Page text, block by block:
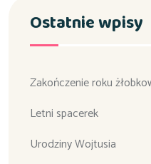
Ostatnie wpisy
Zakończenie roku
Letni spacerek
Urodziny Wojtusia